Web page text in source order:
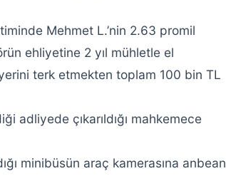
Mehmet L.’nin 2.63 promil
ehliyetine 2 yıl mühletle el
terk etmekten toplam 100 bin TL
adliyede çıkarıldığı mahkemece
minibüsün araç kamerasına anbean